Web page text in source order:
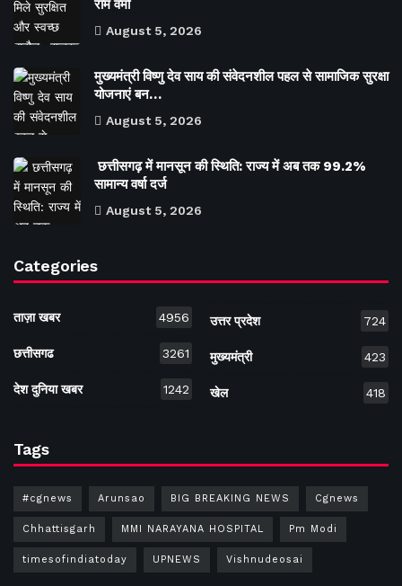
राम वर्मा
August 5, 2026
मुख्यमंत्री विष्णु देव साय की संवेदनशील पहल से सामाजिक सुरक्षा
योजनाएं बन…
August 5, 2026
छत्तीसगढ़ में मानसून की स्थिति: राज्य में अब तक 99.2%
सामान्य वर्षा दर्ज
August 5, 2026
Categories
ताज़ा खबर 4956
छत्तीसगढ 3261
देश दुनिया खबर 1242
उत्तर प्रदेश 724
मुख्यमंत्री 423
खेल 418
Tags
#cgnews Arunsao BIG BREAKING NEWS Cgnews
Chhattisgarh MMI NARAYANA HOSPITAL Pm Modi
timesofindiatoday UPNEWS Vishnudeosai